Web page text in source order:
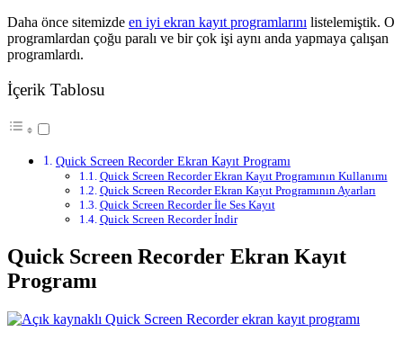
Daha önce sitemizde en iyi ekran kayıt programlarını listelemiştik. O
programlardan çoğu paralı ve bir çok işi aynı anda yapmaya çalışan
programlardı.
İçerik Tablosu
Quick Screen Recorder Ekran Kayıt Programı
Quick Screen Recorder Ekran Kayıt Programının Kullanımı
Quick Screen Recorder Ekran Kayıt Programının Ayarları
Quick Screen Recorder İle Ses Kayıt
Quick Screen Recorder İndir
Quick Screen Recorder Ekran Kayıt
Programı